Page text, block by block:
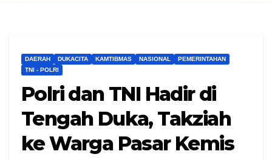
DAERAH DUKACITA KAMTIBMAS NASIONAL
PEMERINTAHAN
TNI - POLRI
Polri dan TNI Hadir di
Tengah Duka, Takziah
ke Warga Pasar Kemis